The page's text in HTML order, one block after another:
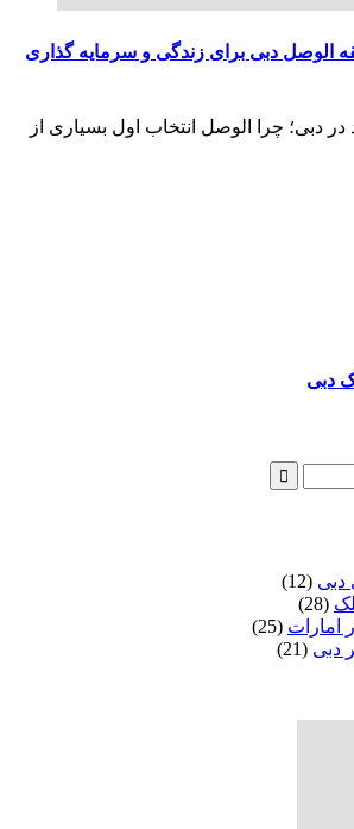
الوصل دبی برای زندگی و سرمایه گذاری
دبی؛ چرا الوصل انتخاب اول بسیاری از
دبی
دبی (12)
(28)
امارات (25)
دبی (21)